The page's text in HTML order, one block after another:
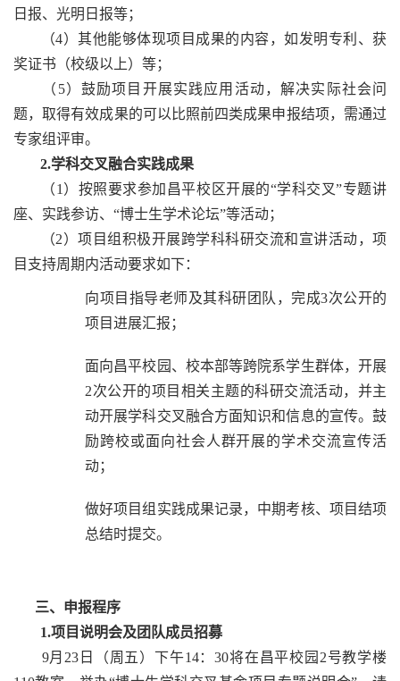
日报、光明日报等；
（4）其他能够体现项目成果的内容，如发明专利、获
奖证书（校级以上）等；
（5）鼓励项目开展实践应用活动，解决实际社会问
题，取得有效成果的可以比照前四类成果申报结项，需通过
专家组评审。
2.学科交叉融合实践成果
（1）按照要求参加昌平校区开展的“学科交叉”专题讲
座、实践参访、“博士生学术论坛”等活动；
（2）项目组积极开展跨学科科研交流和宣讲活动，项
目支持周期内活动要求如下：
向项目指导老师及其科研团队，完成3次公开的
项目进展汇报；
面向昌平校园、校本部等跨院系学生群体，开展
2次公开的项目相关主题的科研交流活动，并主
动开展学科交叉融合方面知识和信息的宣传。鼓
励跨校或面向社会人群开展的学术交流宣传活
动；
做好项目组实践成果记录，中期考核、项目结项
总结时提交。
三、申报程序
1.项目说明会及团队成员招募
9月23日（周五）下午14：30将在昌平校园2号教学楼